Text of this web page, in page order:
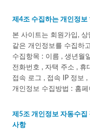
제4조 수집하는 개인정보
본 사이트는 회원가입,
같은 개인정보를 수집하
수집항목 : 이름 , 생년월
전화번호 , 자택 주소 , 휴
접속 로그 , 접속 IP 정보 ,
개인정보 수집방법 : 홈페
제5조 개인정보 자동수집
사항